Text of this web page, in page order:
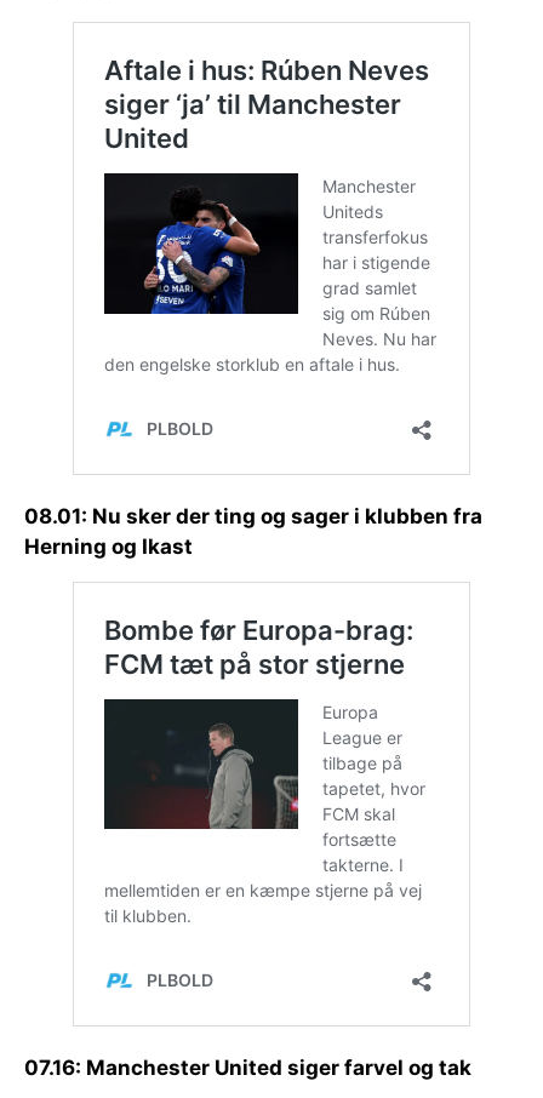
08.01: Nu sker der ting og sager i klubben fra
Herning og Ikast
07.16: Manchester United siger farvel og tak